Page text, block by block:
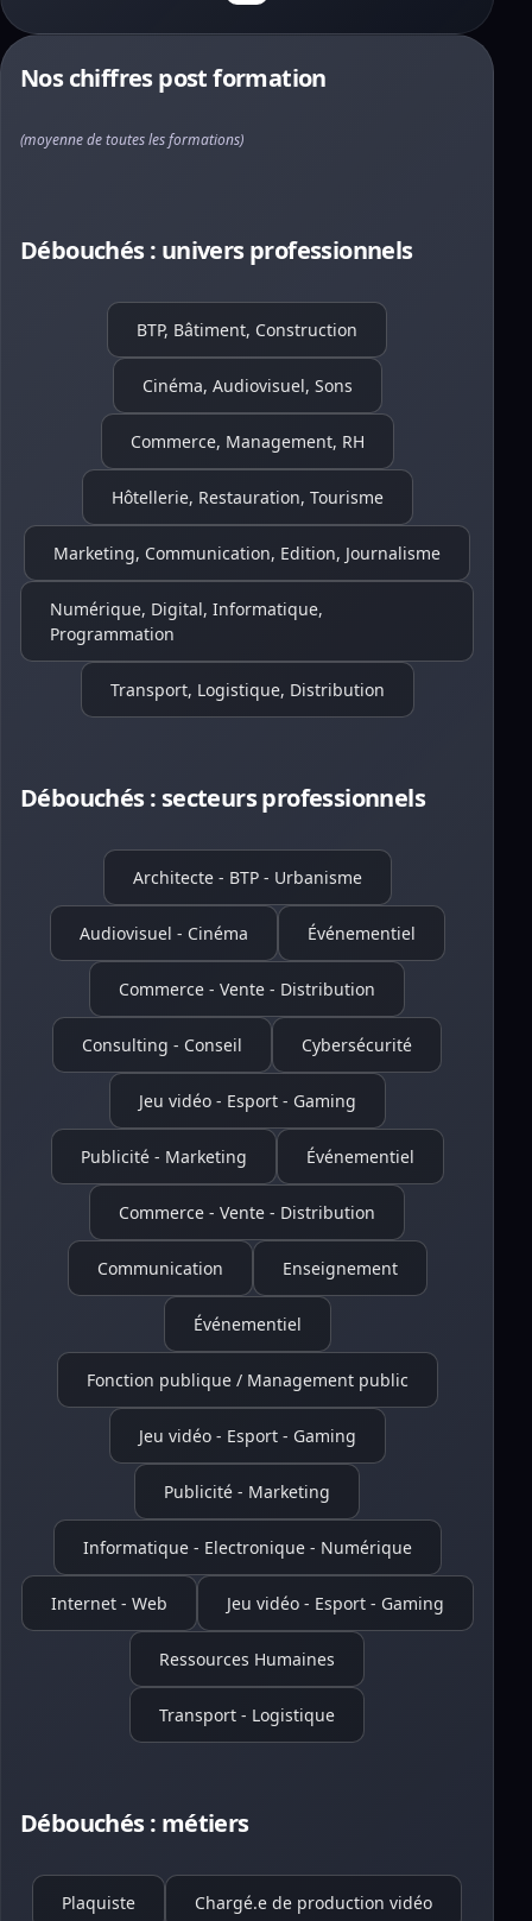
Nos chiffres post formation
(moyenne de toutes les formations)
Débouchés : univers professionnels
BTP, Bâtiment, Construction
Cinéma, Audiovisuel, Sons
Commerce, Management, RH
Hôtellerie, Restauration, Tourisme
Marketing, Communication, Edition, Journalisme
Numérique, Digital, Informatique,
Programmation
Transport, Logistique, Distribution
Débouchés : secteurs professionnels
Architecte - BTP - Urbanisme
Audiovisuel - Cinéma Événementiel
Commerce - Vente - Distribution
Consulting - Conseil Cybersécurité
Jeu vidéo - Esport - Gaming
Publicité - Marketing Événementiel
Commerce - Vente - Distribution
Communication Enseignement
Événementiel
Fonction publique / Management public
Jeu vidéo - Esport - Gaming
Publicité - Marketing
Informatique - Electronique - Numérique
Internet - Web Jeu vidéo - Esport - Gaming
Ressources Humaines
Transport - Logistique
Débouchés : métiers
Plaquiste Chargé.e de production vidéo